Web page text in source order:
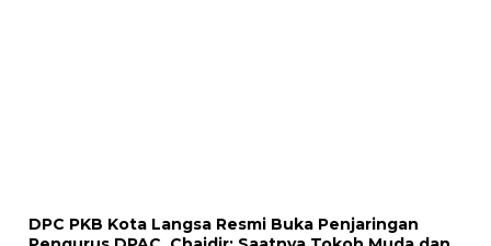
DPC PKB Kota Langsa Resmi Buka Penjaringan